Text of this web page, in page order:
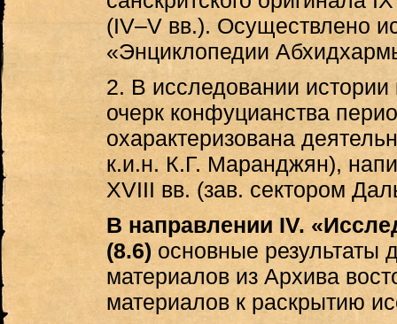
(IV–V вв.). Осуществлено
«Энциклопедии
2. В исследовании
очерк конфуцианства
охарактеризована
к.и.н. К.Г. Маранджян),
XVIII вв. (зав. сектором
В направлении IV.
(8.6) основные результаты
материалов из Архива
материалов к раскрытию